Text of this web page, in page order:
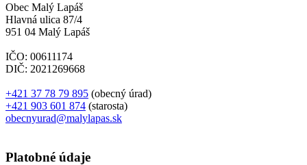
Obec Malý Lapáš
Hlavná ulica 87/4
951 04 Malý Lapáš
IČO: 00611174
DIČ: 2021269668
+421 37 78 79 895 (obecný úrad)
+421 903 601 874 (starosta)
obecnyurad@malylapas.sk
Platobné údaje